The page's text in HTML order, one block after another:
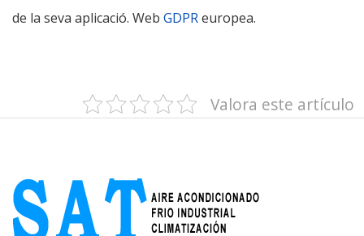
de la seva aplicació. Web GDPReuropea.
Valora este artículo